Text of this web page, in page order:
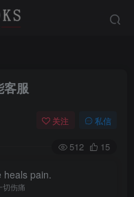
服
关注 私信
512 15
heals pain.
切伤痛